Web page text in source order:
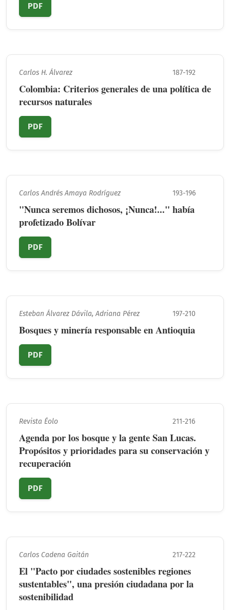
PDF
Carlos H. Álvarez 187-192
Colombia: Criterios generales de una política de
recursos naturales
PDF
Carlos Andrés Amaya Rodríguez 193-196
"Nunca seremos dichosos, ¡Nunca!..." había
profetizado Bolívar
PDF
Esteban Álvarez Dávila, Adriana Pérez 197-210
Bosques y minería responsable en Antioquia
PDF
Revista Éolo 211-216
Agenda por los bosque y la gente San Lucas.
Propósitos y prioridades para su conservación y
recuperación
PDF
Carlos Cadena Gaitán 217-222
El "Pacto por ciudades sostenibles regiones
sustentables", una presión ciudadana por la
sostenibilidad